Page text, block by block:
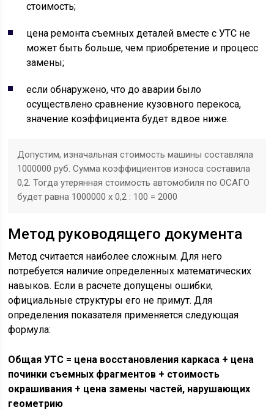
стоимость;
цена ремонта съемных деталей вместе с УТС не
может быть больше, чем приобретение и процесс
замены;
если обнаружено, что до аварии было
осуществлено сравнение кузовного перекоса,
значение коэффициента будет вдвое ниже.
Допустим, изначальная стоимость машины составляла
1000000 руб. Сумма коэффициентов износа составила
0,2. Тогда утерянная стоимость автомобиля по ОСАГО
будет равна 1000000 х 0,2 : 100 = 2000
Метод руководящего документа
Метод считается наиболее сложным. Для него
потребуется наличие определенных математических
навыков. Если в расчете допущены ошибки,
официальные структуры его не примут. Для
определения показателя применяется следующая
формула:
Общая УТС = цена восстановления каркаса + цена
починки съемных фрагментов + стоимость
окрашивания + цена замены частей, нарушающих
геометрию